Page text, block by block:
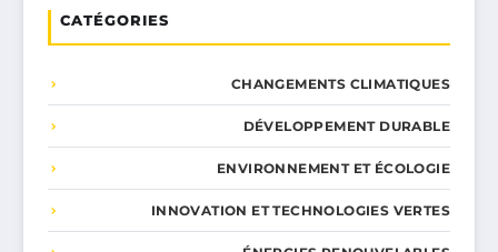
CATÉGORIES
CHANGEMENTS CLIMATIQUES
DÉVELOPPEMENT DURABLE
ENVIRONNEMENT ET ÉCOLOGIE
INNOVATION ET TECHNOLOGIES VERTES